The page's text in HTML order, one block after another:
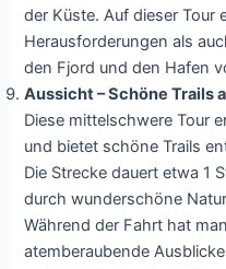
der Küste. Auf dieser
Herausforderungen als
den Fjord und den Hafen
Aussicht – Schöne Trails
Diese mittelschwere Tour
und bietet schöne Trails
Die Strecke dauert etwa 1
durch wunderschöne
Während der Fahrt hat
atemberaubende